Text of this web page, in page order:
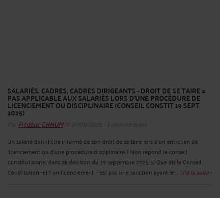
SALARIÉS, CADRES, CADRES DIRIGEANTS - DROIT DE SE TAIRE =
PAS APPLICABLE AUX SALARIÉS LORS D’UNE PROCÉDURE DE
LICENCIEMENT OU DISCIPLINAIRE (CONSEIL CONSTIT 19 SEPT.
2025)
Par Frédéric CHHUMle 21/09/2025 - 1 commentaire
Un salarié doit-il être informé de son droit de se taire lors d’un entretien de
licenciement ou d’une procédure disciplinaire ? Non répond le conseil
constitutionnel dans sa décision du 19 septembre 2025. 1) Que dit le Conseil
Constitutionnel ? un licenciement n’est pas une sanction ayant le ... Lire la suite >